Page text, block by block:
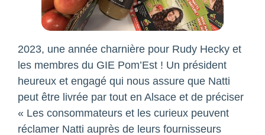
2023, une année charnière pour Rudy Hecky et
les membres du GIE Pom’Est ! Un président
heureux et engagé qui nous assure que Natti
peut être livrée par tout en Alsace et de préciser
« Les consommateurs et les curieux peuvent
réclamer Natti auprès de leurs fournisseurs